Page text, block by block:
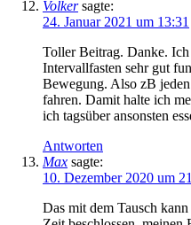
Volker sagte:
24. Januar 2021 um 13:31
Toller Beitrag. Danke. Ich
Intervallfasten sehr gut
Bewegung. Also zB
fahren. Damit halte ich
ich tagsüber ansonsten
Antworten
Max sagte:
10. Dezember 2020 um
Das mit dem Tausch